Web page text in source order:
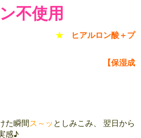
不使用
★
ヒアルロン酸＋プ
【保湿成
た瞬間ス～ッとしみこみ、
翌日から
感♪